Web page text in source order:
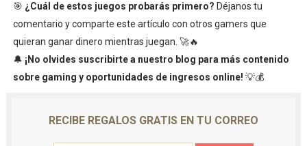
🎯 ¿Cuál de estos juegos probarás primero? Déjanos tu
comentario y comparte este artículo con otros gamers que
quieran ganar dinero mientras juegan. 🚀🔥
🔔 ¡No olvides suscribirte a nuestro blog para más contenido
sobre gaming y oportunidades de ingresos online! 💡💰
RECIBE REGALOS GRATIS EN TU CORREO